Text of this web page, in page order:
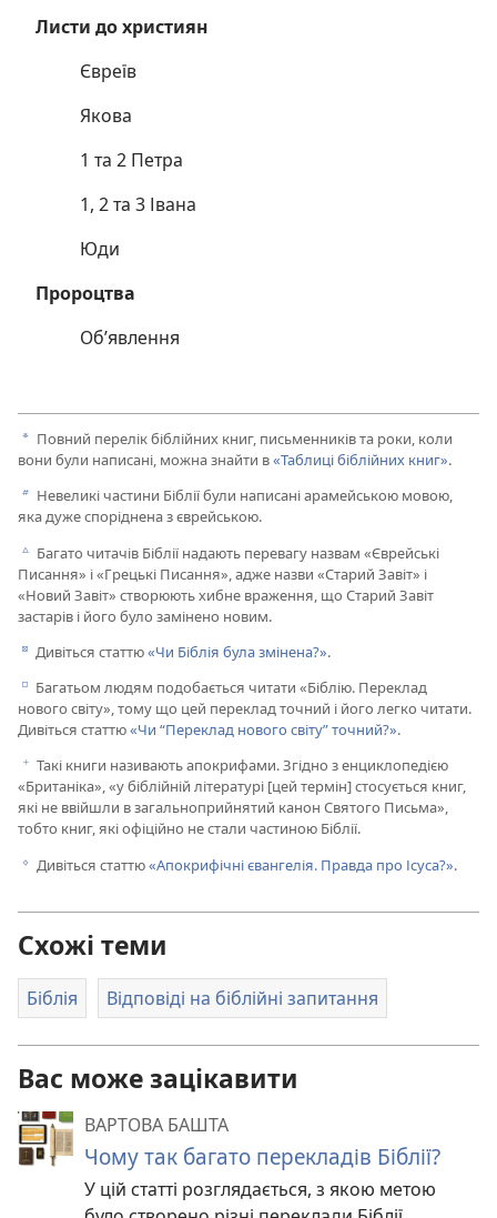
Листи до християн
Євреїв
Якова
1 та 2 Петра
1, 2 та 3 Івана
Юди
Пророцтва
Об’явлення
a Повний перелік біблійних книг, письменників та роки, коли
вони були написані, можна знайти в«Таблиці біблійних книг».
b Невеликі частини Біблії були написані арамейською мовою,
яка дуже споріднена з єврейською.
c Багато читачів Біблії надають перевагу назвам «Єврейські
Писання» і «Грецькі Писання», адже назви «Старий Завіт» і
«Новий Завіт» створюють хибне враження, що Старий Завіт
застарів і його було замінено новим.
d Дивіться статтю«Чи Біблія була змінена?».
e Багатьом людям подобається читати «Біблію. Переклад
нового світу», тому що цей переклад точний і його легко читати.
Дивіться статтю«Чи “Переклад нового світу” точний?».
f Такі книги називають апокрифами. Згідно з енциклопедією
«Британіка», «у біблійній літературі [цей термін] стосується книг,
які не ввійшли в загальноприйнятий канон Святого Письма»,
тобто книг, які офіційно не стали частиною Біблії.
g Дивіться статтю«Апокрифічні євангелія. Правда про Ісуса?».
Схожі теми
Біблія Відповіді на біблійні запитання
Вас може зацікавити
ВАРТОВА БАШТА
Чому так багато перекладів Біблії?
У цій статті розглядається, з якою метою